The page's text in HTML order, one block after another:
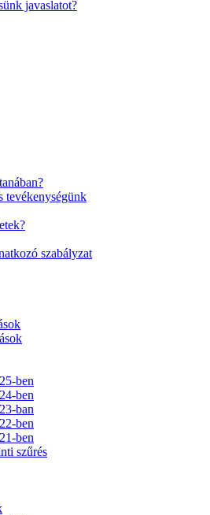
javaslatot?
tevékenységünk
szabályzat
ben
ben
ban
ben
ben
szűrés